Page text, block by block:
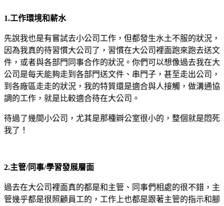
1.工作環境和薪水
先說我也是有嘗試去小公司工作，但都發生水土不服的狀況，
因為我真的待習慣大公司了，習慣在大公司裡面跑來跑去送文
件，或者與各部門同事合作的狀況。你們可以想像過去我在大
公司是每天能夠走到各部門送文件 、串門子，甚至走出公司，
到各廠區走走的狀況，我的特質還是適合與人接觸，做溝通協
調的工作，就是比較適合待在大公司。
待過了幾間小公司，尤其是那種辧公室很小的，整個就是悶死
我了！
2.主管/同事/學習發展層面
過去在大公司裡面真的都是和主管、同事們相處的很不錯，主
管幾乎都是很照顧員工的，工作上也都是跟著主管的指示和腳